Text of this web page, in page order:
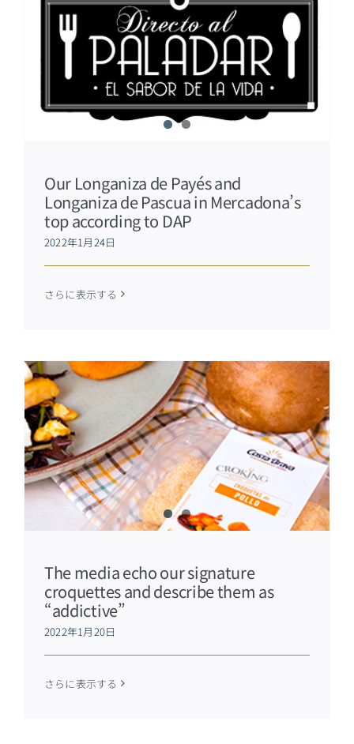
Our Longaniza de Payés and
Longaniza de Pascua in Mercadona’s
top according to DAP
2022年1月24日
さらに表示する
The media echo our signature
croquettes and describe them as
“addictive”
2022年1月20日
さらに表示する